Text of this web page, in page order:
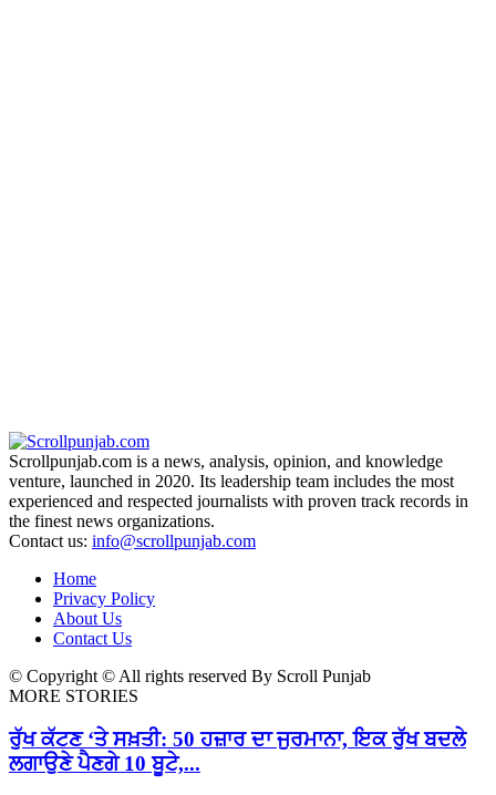
Scrollpunjab.com is a news, analysis, opinion, and knowledge
venture, launched in 2020. Its leadership team includes the most
experienced and respected journalists with proven track records in
the finest news organizations.
Contact us: info@scrollpunjab.com
Home
Privacy Policy
About Us
Contact Us
© Copyright © All rights reserved By Scroll Punjab
MORE STORIES
ਰੁੱਖ ਕੱਟਣ ‘ਤੇ ਸਖ਼ਤੀ: 50 ਹਜ਼ਾਰ ਦਾ ਜੁਰਮਾਨਾ, ਇਕ ਰੁੱਖ ਬਦਲੇ
ਲਗਾਉਣੇ ਪੈਣਗੇ 10 ਬੂਟੇ,...